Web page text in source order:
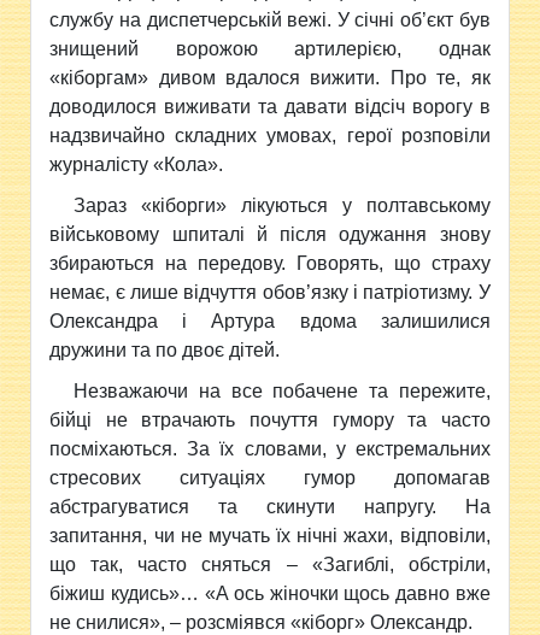
службу на диспетчерській вежі. У січні об’єкт був
знищений ворожою артилерією, однак
«кіборгам» дивом вдалося вижити.
Про те, як
доводилося виживати та давати відсіч ворогу в
надзвичайно складних умовах, герої розповіли
журналісту «Кола».
Зараз«кіборги» лікуються у полтавському
військовому шпиталі й після одужання знову
збираються на передову. Говорять, що страху
немає, є лише відчуття обов’язку і патріотизму. У
Олександра і Артура вдома залишилися
дружини та по двоє дітей.
Незважаючи на все побачене та пережите,
бійці не втрачають почуття гумору та часто
посміхаються. За їх словами, у екстремальних
стресових ситуаціях гумор допомагав
абстрагуватися та скинути напругу. На
запитання, чи не мучать їх нічні жахи, відповіли,
що так, часто сняться –«Загиблі, обстріли,
біжиш кудись»… «А ось жіночки щось давно вже
не снилися»,– розсміявся «кіборг» Олександр.